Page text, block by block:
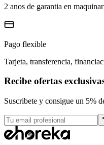
2 anos de garantia en
Pago flexible
Tarjeta, transferencia,
Recibe ofertas
Suscribete y consigue un 5%